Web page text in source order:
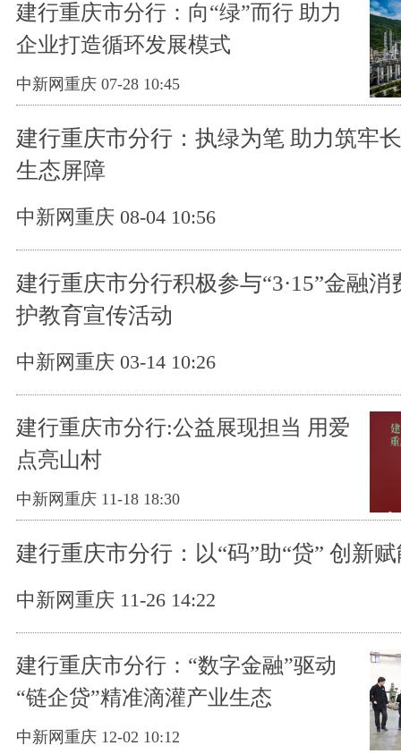
建行重庆市分行：向“绿”而行 助力
企业打造循环发展模式
中新网重庆 07-28 10:45
建行重庆市分行：执绿为笔 助力筑牢
生态屏障
中新网重庆 08-04 10:56
建行重庆市分行积极参与“3·15”金融消
护教育宣传活动
中新网重庆 03-14 10:26
建行重庆市分行:公益展现担当 用爱
点亮山村
中新网重庆 11-18 18:30
建行重庆市分行：以“码”助“贷” 创新
中新网重庆 11-26 14:22
建行重庆市分行：“数字金融”驱动
“链企贷”精准滴灌产业生态
中新网重庆 12-02 10:12